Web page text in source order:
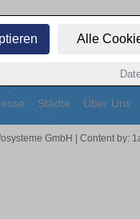
Alle
Städte Über Uns
GmbH | Content by: